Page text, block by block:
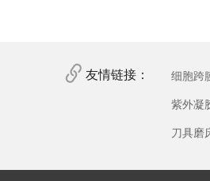
友情链接： 细胞跨
紫外凝
刀具磨